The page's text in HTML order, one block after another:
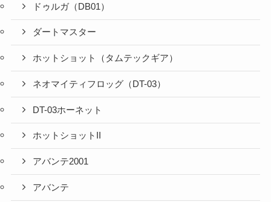
ドゥルガ（DB01）
ダートマスター
ホットショット（タムテックギア）
ネオマイティフロッグ（DT-03）
DT-03ホーネット
ホットショットII
アバンテ2001
アバンテ